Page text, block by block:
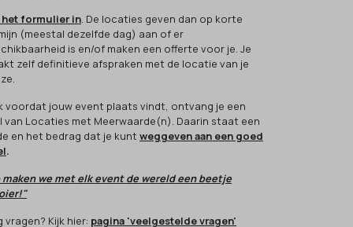
het formulier in. De locaties geven dan op korte
(meestal dezelfde dag) aan of er
is en/of maken een offerte voor je. Je
zelf definitieve afspraken met de locatie van je
voordat jouw event plaats vindt, ontvang je een
van Locaties met Meerwaarde(n). Daarin staat een
en het bedrag dat je kunt weggeven aan een goed
.
maken we met elk event de wereld een beetje
vragen? Kijk hier: pagina 'veelgestelde vragen'